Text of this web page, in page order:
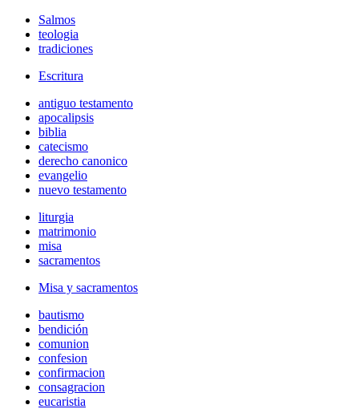
Salmos
teologia
tradiciones
Escritura
antiguo testamento
apocalipsis
biblia
catecismo
derecho canonico
evangelio
nuevo testamento
liturgia
matrimonio
misa
sacramentos
Misa y sacramentos
bautismo
bendición
comunion
confesion
confirmacion
consagracion
eucaristia